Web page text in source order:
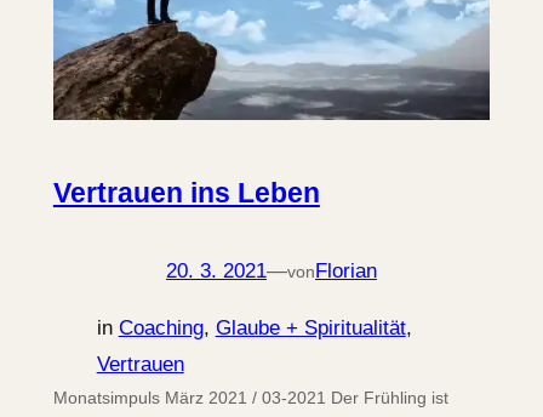
Vertrauen ins Leben
20. 3. 2021—von Florian
in Coaching, Glaube + Spiritualität
Vertrauen
Monatsimpuls März 2021 / 03-2021 Der Frühling ist